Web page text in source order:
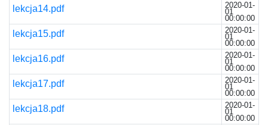
lekcja14.pdf 2020-01-
01
00:00:00
lekcja15.pdf 2020-01-
01
00:00:00
lekcja16.pdf 2020-01-
01
00:00:00
lekcja17.pdf 2020-01-
01
00:00:00
lekcja18.pdf 2020-01-
01
00:00:00